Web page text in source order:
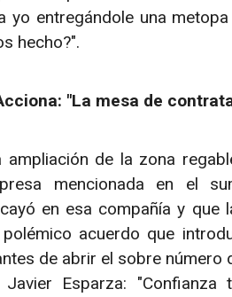
yo entregándole una
hecho?".
"La mesa de
ampliación de la zona
mencionada en el
en esa compañía y
acuerdo que
de abrir el sobre número
Javier Esparza: